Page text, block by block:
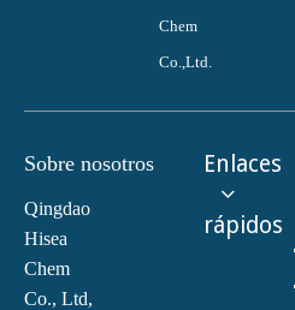
Chem
Co.,Ltd.
Sobre nosotros
Qingdao
Hisea
Chem
Co., Ltd,
Enlaces
rápidos